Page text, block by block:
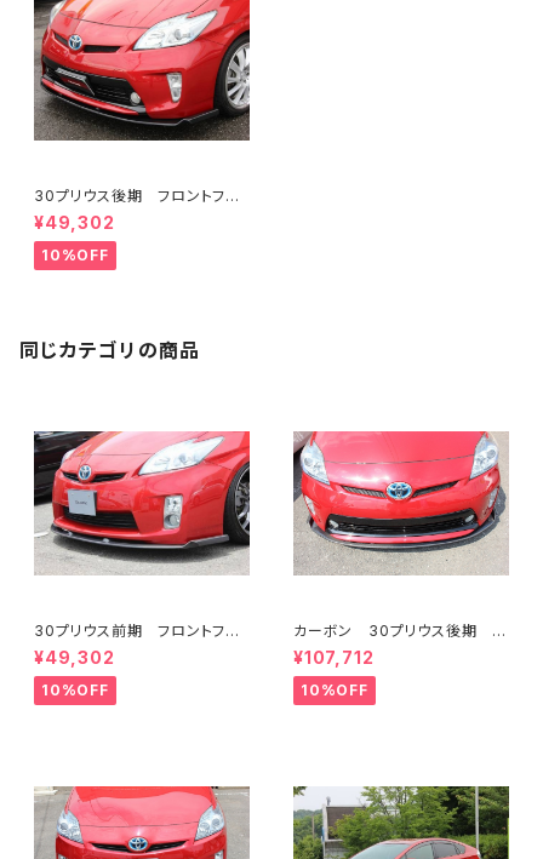
30プリウス後期 フロントフラ
ップスポイラー FRP ミネル
バVer.GT
¥49,302
10%OFF
同じカテゴリの商品
30プリウス前期 フロントフラ
ップスポイラー FRP ミネル
バVer.GT
¥49,302
10%OFF
カーボン 30プリウス後期 フ
ロントフラップスポイラー ミネ
ルバVer.GT ハイブリッドカー
ボン
¥107,712
10%OFF